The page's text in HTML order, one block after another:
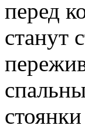
перед
станут